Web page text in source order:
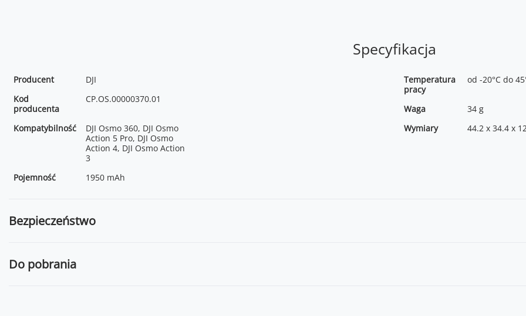
Specyfikacja
Producent
DJI
Kod
producenta
CP.OS.00000370.01
Kompatybilność
DJI Osmo 360, DJI Osmo
Action 5 Pro, DJI Osmo
Action 4, DJI Osmo Action
3
Pojemność
1950 mAh
Temperatura
pracy
od -20°C do
Waga
34 g
Wymiary
44.2 x 34.4 x
Bezpieczeństwo
Do pobrania